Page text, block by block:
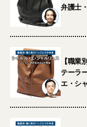
弁護士
【職業
テーラ
エ・シ